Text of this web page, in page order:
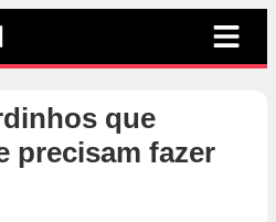
que
precisam fazer